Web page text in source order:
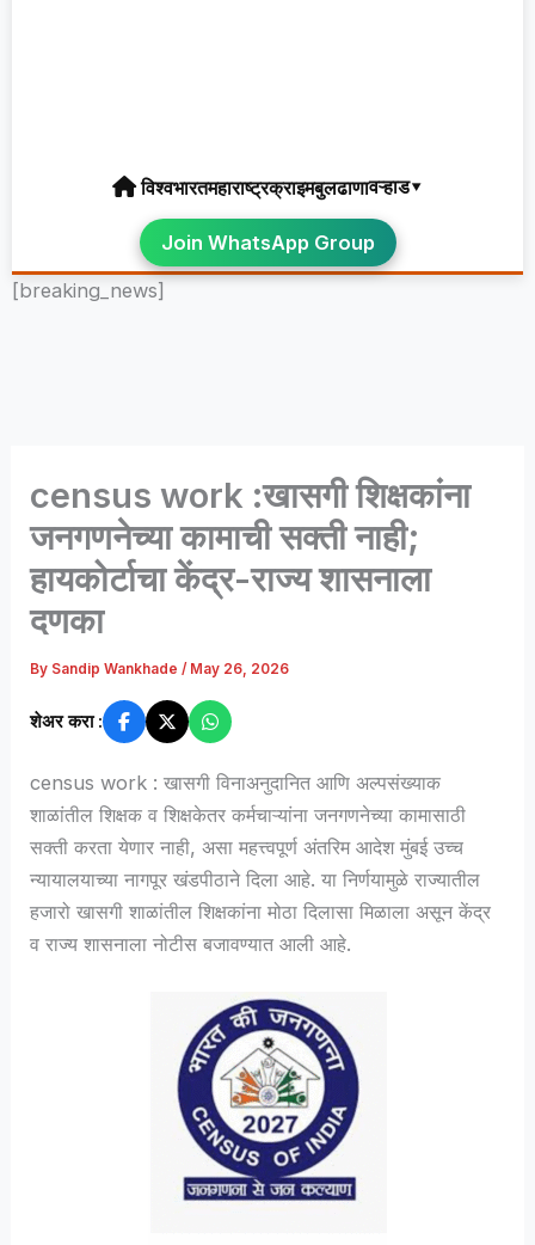
विश्वभारतमहाराष्ट्रक्राइमबुलढाणावऱ्हाड▾
Join WhatsApp Group
[breaking_news]
census work :खासगी शिक्षकांना
जनगणनेच्या कामाची सक्ती नाही;
हायकोर्टाचा केंद्र-राज्य शासनाला
दणका
By Sandip Wankhade/ May 26, 2026
शेअर करा :
census work : खासगी विनाअनुदानित आणि अल्पसंख्याक
शाळांतील शिक्षक व शिक्षकेतर कर्मचाऱ्यांना जनगणनेच्या कामासाठी
सक्ती करता येणार नाही, असा महत्त्वपूर्ण अंतरिम आदेश मुंबई उच्च
न्यायालयाच्या नागपूर खंडपीठाने दिला आहे. या निर्णयामुळे राज्यातील
हजारो खासगी शाळांतील शिक्षकांना मोठा दिलासा मिळाला असून केंद्र
व राज्य शासनाला नोटीस बजावण्यात आली आहे.